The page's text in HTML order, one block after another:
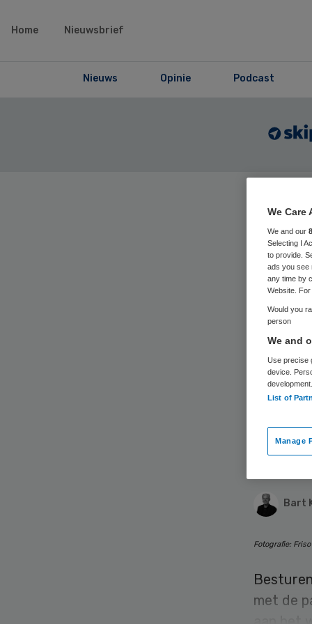
Home Nieuwsbrief
Nieuws Opinie Podcast
Home›
Bart
Fotografie:
met de
We Care
We and our
Selecting I
to provide.
ads you see
any time by
Website.
Would you
person
We and
Use precise
device.
development.
List of
Manage